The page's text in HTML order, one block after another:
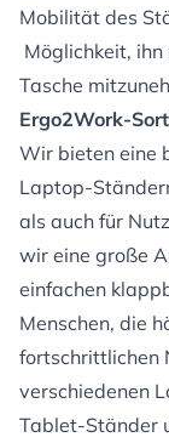
Mobilität des
Möglichkeit,
Tasche
Ergo2Work-
Wir bieten eine
Laptop-
als auch für
wir eine große
einfachen
Menschen, die
fortschrittlichen
verschiedenen
Tablet-Ständer